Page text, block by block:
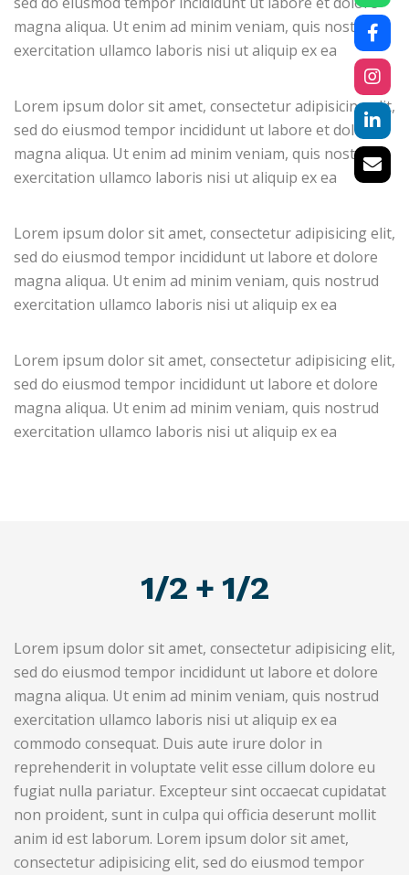
magna aliqua. Ut enim ad minim veniam, quis nostrud
exercitation ullamco laboris nisi ut aliquip ex ea
Lorem ipsum dolor sit amet, consectetur adipisicing elit,
sed do eiusmod tempor incididunt ut labore et dolore
magna aliqua. Ut enim ad minim veniam, quis nostrud
exercitation ullamco laboris nisi ut aliquip ex ea
Lorem ipsum dolor sit amet, consectetur adipisicing elit,
sed do eiusmod tempor incididunt ut labore et dolore
magna aliqua. Ut enim ad minim veniam, quis nostrud
exercitation ullamco laboris nisi ut aliquip ex ea
Lorem ipsum dolor sit amet, consectetur adipisicing elit,
sed do eiusmod tempor incididunt ut labore et dolore
magna aliqua. Ut enim ad minim veniam, quis nostrud
exercitation ullamco laboris nisi ut aliquip ex ea
1/2 + 1/2
Lorem ipsum dolor sit amet, consectetur adipisicing elit,
sed do eiusmod tempor incididunt ut labore et dolore
magna aliqua. Ut enim ad minim veniam, quis nostrud
exercitation ullamco laboris nisi ut aliquip ex ea
commodo consequat. Duis aute irure dolor in
reprehenderit in voluptate velit esse cillum dolore eu
fugiat nulla pariatur. Excepteur sint occaecat cupidatat
non proident, sunt in culpa qui officia deserunt mollit
anim id est laborum. Lorem ipsum dolor sit amet,
consectetur adipisicing elit, sed do eiusmod tempor